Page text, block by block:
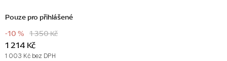
Pouze pro přihlášené
1 350 Kč
-10 %
1 214 Kč
1 003 Kč bez DPH